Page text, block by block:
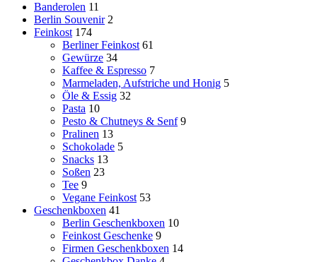
Banderolen 11
Berlin Souvenir 2
Feinkost 174
Berliner Feinkost 61
Gewürze 34
Kaffee & Espresso 7
Marmeladen, Aufstriche und Honig 5
Öle & Essig 32
Pasta 10
Pesto & Chutneys & Senf 9
Pralinen 13
Schokolade 5
Snacks 13
Soßen 23
Tee 9
Vegane Feinkost 53
Geschenkboxen 41
Berlin Geschenkboxen 10
Feinkost Geschenke 9
Firmen Geschenkboxen 14